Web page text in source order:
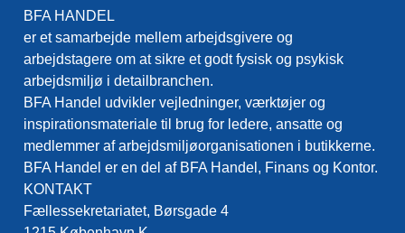
BFA HANDEL
er et samarbejde mellem arbejdsgivere og
arbejdstagere om at sikre et godt fysisk og psykisk
arbejdsmiljø i detailbranchen.
BFA Handel udvikler vejledninger, værktøjer og
inspirationsmateriale til brug for ledere, ansatte og
medlemmer af arbejdsmiljøorganisationen i butikkerne.
BFA Handel er en del af BFA Handel, Finans og Kontor.
KONTAKT
Fællessekretariatet, Børsgade 4